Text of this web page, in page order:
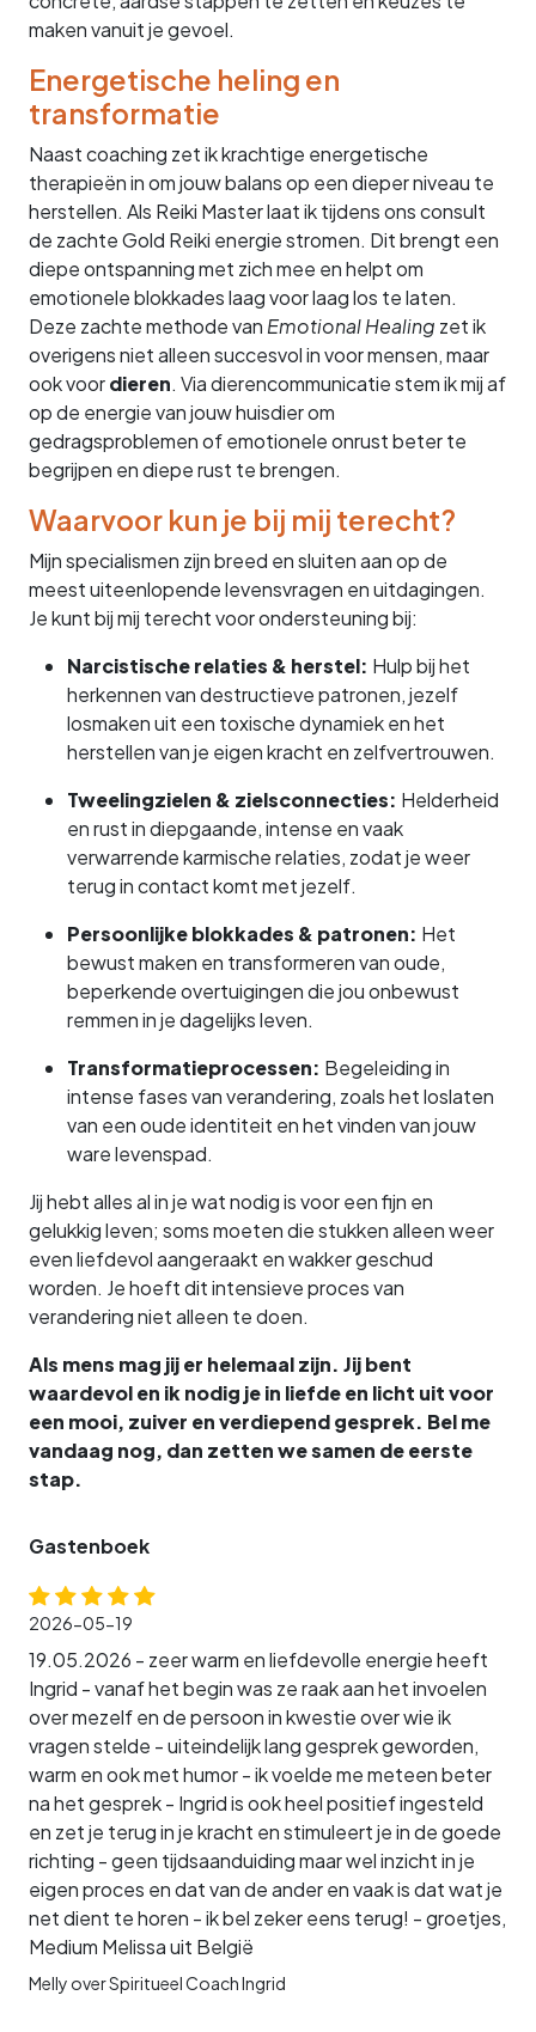
maken vanuit je gevoel.
Energetische heling en
transformatie
Naast coaching zet ik krachtige energetische
therapieën in om jouw balans op een dieper niveau te
herstellen. Als Reiki Master laat ik tijdens ons consult
de zachte Gold Reiki energie stromen. Dit brengt een
diepe ontspanning met zich mee en helpt om
emotionele blokkades laag voor laag los te laten.
Deze zachte methode van Emotional Healing zet ik
overigens niet alleen succesvol in voor mensen, maar
ook voordieren. Via dierencommunicatie stem ik mij af
op de energie van jouw huisdier om
gedragsproblemen of emotionele onrust beter te
begrijpen en diepe rust te brengen.
Waarvoor kun je bij mij terecht?
Mijn specialismen zijn breed en sluiten aan op de
meest uiteenlopende levensvragen en uitdagingen.
Je kunt bij mij terecht voor ondersteuning bij:
Narcistische relaties & herstel: Hulp bij het
herkennen van destructieve patronen, jezelf
losmaken uit een toxische dynamiek en het
herstellen van je eigen kracht en zelfvertrouwen.
Tweelingzielen & zielsconnecties: Helderheid
en rust in diepgaande, intense en vaak
verwarrende karmische relaties, zodat je weer
terug in contact komt met jezelf.
Persoonlijke blokkades & patronen: Het
bewust maken en transformeren van oude,
beperkende overtuigingen die jou onbewust
remmen in je dagelijks leven.
Transformatieprocessen: Begeleiding in
intense fases van verandering, zoals het loslaten
van een oude identiteit en het vinden van jouw
ware levenspad.
Jij hebt alles al in je wat nodig is voor een fijn en
gelukkig leven; soms moeten die stukken alleen weer
even liefdevol aangeraakt en wakker geschud
worden. Je hoeft dit intensieve proces van
verandering niet alleen te doen.
Als mens mag jij er helemaal zijn. Jij bent
waardevol en ik nodig je in liefde en licht uit voor
een mooi, zuiver en verdiepend gesprek. Bel me
vandaag nog, dan zetten we samen de eerste
stap.
Gastenboek
2026-05-19
19.05.2026 - zeer warm en liefdevolle energie heeft
Ingrid - vanaf het begin was ze raak aan het invoelen
over mezelf en de persoon in kwestie over wie ik
vragen stelde - uiteindelijk lang gesprek geworden,
warm en ook met humor - ik voelde me meteen beter
na het gesprek - Ingrid is ook heel positief ingesteld
en zet je terug in je kracht en stimuleert je in de goede
richting - geen tijdsaanduiding maar wel inzicht in je
eigen proces en dat van de ander en vaak is dat wat je
net dient te horen - ik bel zeker eens terug! - groetjes,
Medium Melissa uit België
Melly over Spiritueel Coach Ingrid